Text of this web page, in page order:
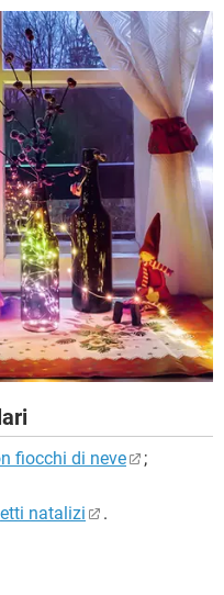
fiocchi di neve
;
natalizi
.